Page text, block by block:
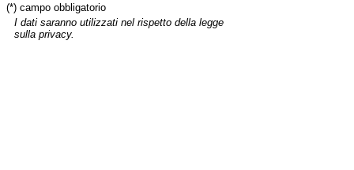
(*) campo obbligatorio
I dati saranno utilizzati nel rispetto della legge
sulla privacy.